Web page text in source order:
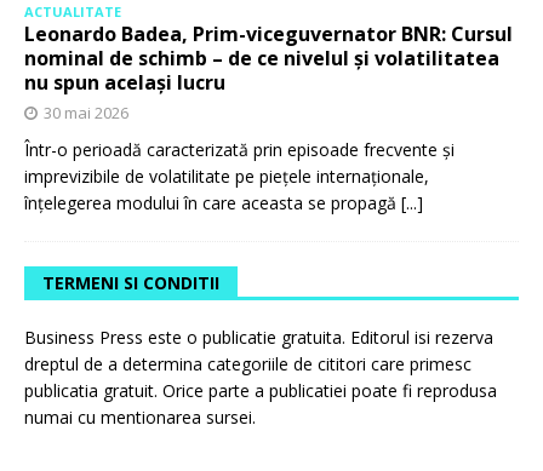
ACTUALITATE
Leonardo Badea, Prim-viceguvernator BNR: Cursul
nominal de schimb – de ce nivelul și volatilitatea
nu spun același lucru
30 mai 2026
Într-o perioadă caracterizată prin episoade frecvente și
imprevizibile de volatilitate pe piețele internaționale,
înțelegerea modului în care aceasta se propagă [...]
TERMENI SI CONDITII
Business Press este o publicatie gratuita. Editorul isi rezerva
dreptul de a determina categoriile de cititori care primesc
publicatia gratuit. Orice parte a publicatiei poate fi reprodusa
numai cu mentionarea sursei.